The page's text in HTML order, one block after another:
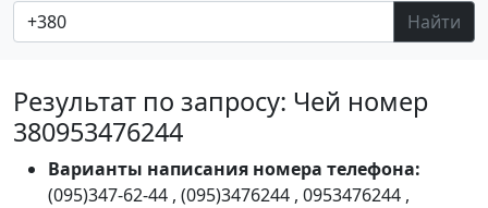
Найти
Результат по запросу: Чей номер
380953476244
Варианты написания номера телефона:
(095)347-62-44 , (095)3476244 , 0953476244 ,